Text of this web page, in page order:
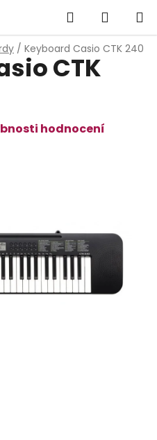
Hledat
KOŠÍK
/ Keyboard Casio CTK 240
CTK
hodnocení